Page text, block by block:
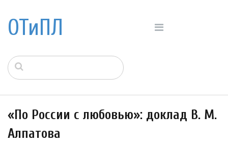
ОТиПЛ
«По России с любовью»: доклад В. М.
Алпатова